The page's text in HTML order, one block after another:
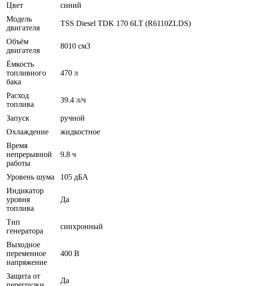
Цвет
синий
Модель
двигателя
TSS Diesel TDK 170 6LT (R6110ZLDS)
Объём
двигателя
8010 см3
Ёмкость
топливного
бака
470 л
Расход
топлива
39.4 л/ч
Запуск
ручной
Охлаждение
жидкостное
Время
непрерывной
работы
9.8 ч
Уровень шума
105 дБА
Индикатор
уровня
топлива
Да
Тип
генератора
синхронный
Выходное
переменное
напряжение
400 В
Защита от
Да